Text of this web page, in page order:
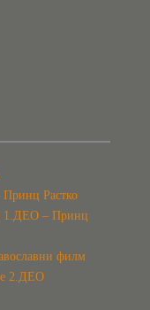
Растко
1.ДЕО – Принц
филм
2.ДЕО